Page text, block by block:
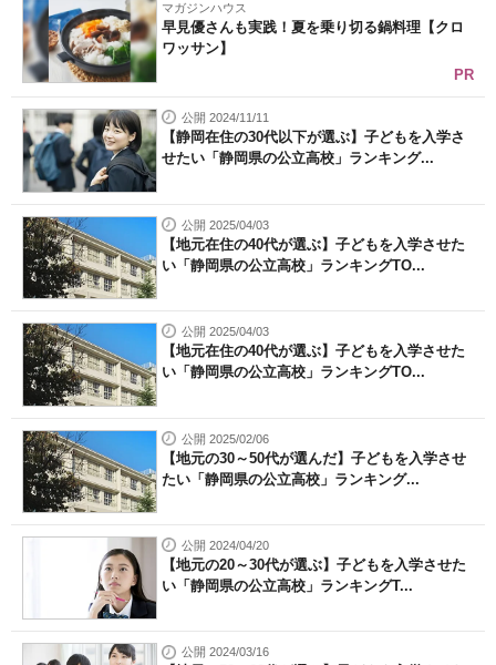
マガジンハウス
早見優さんも実践！夏を乗り切る鍋料理【クロ
ワッサン】
PR
公開 2024/11/11
【静岡在住の30代以下が選ぶ】子どもを入学さ
せたい「静岡県の公立高校」ランキング...
公開 2025/04/03
【地元在住の40代が選ぶ】子どもを入学させた
い「静岡県の公立高校」ランキングTO...
公開 2025/04/03
【地元在住の40代が選ぶ】子どもを入学させた
い「静岡県の公立高校」ランキングTO...
公開 2025/02/06
【地元の30～50代が選んだ】子どもを入学させ
たい「静岡県の公立高校」ランキング...
公開 2024/04/20
【地元の20～30代が選ぶ】子どもを入学させた
い「静岡県の公立高校」ランキングT...
公開 2024/03/16